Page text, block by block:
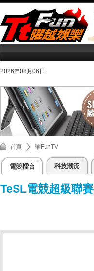
2026年08月06日
首頁 曜FunTV
電競擂台 科技潮流
TeSL電競超級聯